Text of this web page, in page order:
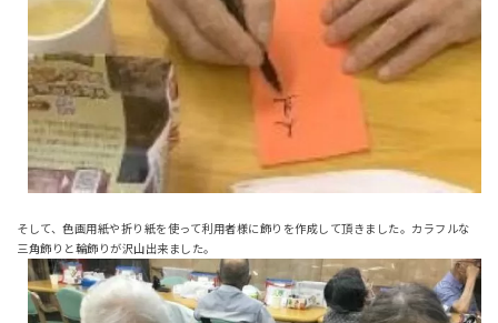
そして、色画用紙や折り紙を使って利用者様に飾りを作成して頂きました。カラフルな
三角飾りと輪飾りが沢山出来ました。